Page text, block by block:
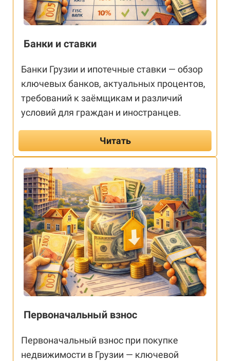
Банки и ставки
Банки Грузии и ипотечные ставки — обзор
ключевых банков, актуальных процентов,
требований к заёмщикам и различий
условий для граждан и иностранцев.
Читать
Первоначальный взнос
Первоначальный взнос при покупке
недвижимости в Грузии — ключевой